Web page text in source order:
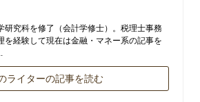
研究科を修了（会計学修士）。税理士事務
を経験して現在は金融・マネー系の記事を
ライターの記事を読む